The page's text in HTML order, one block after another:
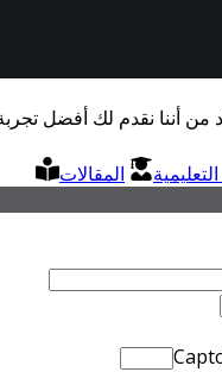
من أننا نقدم لك أفضل
المقالات